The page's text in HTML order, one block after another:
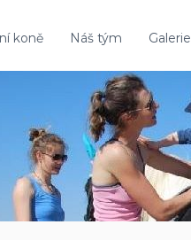
koně Náš tým Galerie